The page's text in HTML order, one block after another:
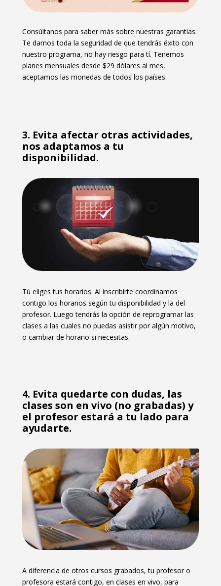
Consúltanos para saber más sobre nuestras garantías.
Te damos toda la seguridad de que tendrás éxito con
nuestro programa, no hay riesgo para tí. Tenemos
planes mensuales desde $29 dólares al mes,
aceptamos las monedas de todos los países.
3. Evita afectar otras actividades,
nos adaptamos a tu
disponibilidad.
Tú eliges tus horarios. Al inscribirte coordinamos
contigo los horarios según tu disponibilidad y la del
profesor. Luego tendrás la opción de reprogramar las
clases a las cuales no puedas asistir por algún motivo,
o cambiar de horario si necesitas.
4. Evita quedarte con dudas, las
clases son en vivo (no grabadas) y
el profesor estará a tu lado para
ayudarte.
A diferencia de otros cursos grabados, tu profesor o
profesora estará contigo, en clases en vivo, para